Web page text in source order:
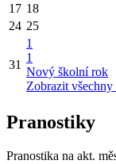
17 18
24 25
31
1
1
Nový školní rok
Zobrazit všechny
Pranostiky
Pranostika na akt.